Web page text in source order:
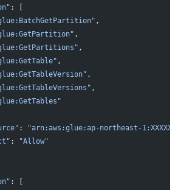
: [
,
,
,
,
,
,
:
"arn:aws:glue:ap-northeast-
:
"Allow"
: [